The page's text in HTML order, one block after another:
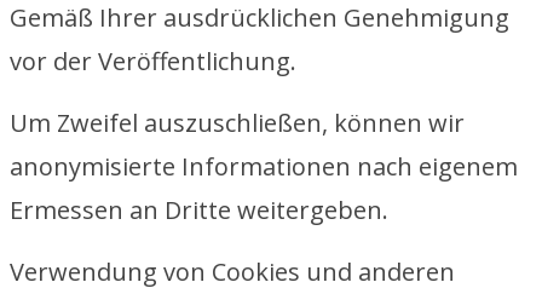
Gemäß Ihrer ausdrücklichen Genehmigung
vor der Veröffentlichung.
Um Zweifel auszuschließen, können wir
anonymisierte Informationen nach eigenem
Ermessen an Dritte weitergeben.
Verwendung von Cookies und anderen